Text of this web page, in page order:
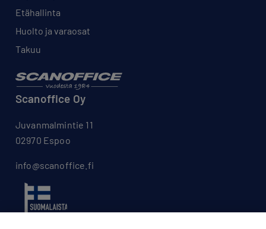
Etähallinta
Huolto ja varaosat
Takuu
Scanoffice Oy
Juvanmalmintie 11
02970 Espoo
info@scanoffice.fi